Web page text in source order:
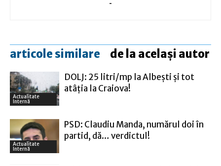
-
articole similare de la același autor
Actualitate
Internă
DOLJ: 25 litri/mp la Albeşti şi tot
atâţia la Craiova!
Actualitate
Internă
PSD: Claudiu Manda, numărul doi în
partid, dă… verdictul!